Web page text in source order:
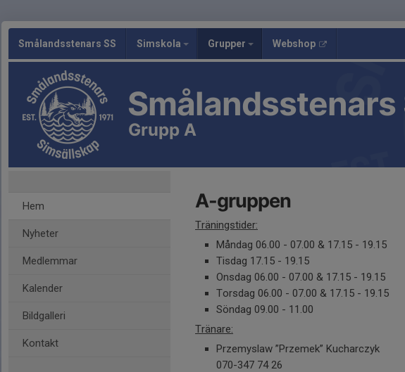
Smålandsstenars SS Simskola Grupper Webshop
Smålandsstenars
Grupp A
Hem
Nyheter
Medlemmar
Kalender
Bildgalleri
Kontakt
A-gruppen
Träningstider:
Måndag 06.00 - 07.00 & 17.15 - 19.15
Tisdag 17.15 - 19.15
Onsdag 06.00 - 07.00 & 17.15 - 19.15
Torsdag 06.00 - 07.00 & 17.15 - 19.15
Söndag 09.00 - 11.00
Tränare:
Przemyslaw ”Przemek” Kucharczyk
070-347 74 26